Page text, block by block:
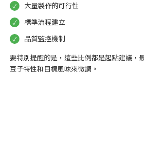
大量製作的可行性
標準流程建立
品質監控機制
要特別提醒的是，這些比例都是起點建議，
豆子特性和目標風味來微調。